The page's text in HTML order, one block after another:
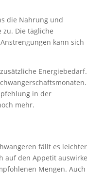
die Nahrung und
zu. Die tägliche
kann sich
in der
mehr.
fällt es leichter
auf den Appetit
Mengen.